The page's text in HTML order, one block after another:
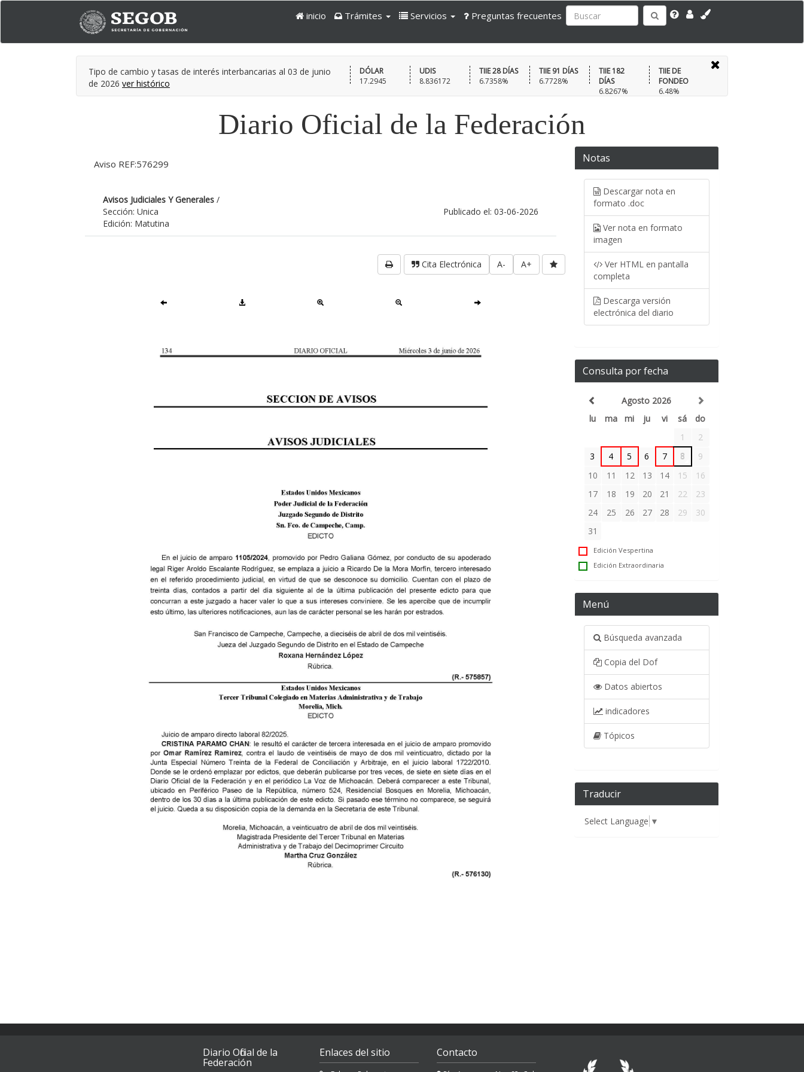
inicio Trámites Servicios Preguntas frecuentes
Tipo de cambio y tasas de interés interbancarias al 03 de junio
de 2026 ver histórico
DÓLAR
17.2945
UDIS
8.836172
TIIE 28 DÍAS
6.7358%
TIIE 91 DÍAS
6.7728%
TIIE 182
DÍAS
6.8267%
TIIE DE
FONDEO
6.48%
Diario Oficial de la Federación
Aviso REF:576299
Avisos Judiciales Y Generales /
Publicado el: 03-06-2026
Sección: Unica
Edición: Matutina
A+
A-
Cita Electrónica
Notas
Descargar nota en
formato .doc
Ver nota en formato
imagen
Ver HTML en pantalla
completa
Descarga versión
electrónica del diario
Consulta por fecha
Agosto 2026
lu
ma mi ju vi sá
do
1
2
3
4 5 6 7 8
9
10
11 12 13 14 15
16
17
18 19 20 21 22
23
24
25 26 27 28 29
30
31
Edición Vespertina
Edición Extraordinaria
Menú
Búsqueda avanzada
Copia del Dof
Datos abiertos
indicadores
Tópicos
Traducir
Select Language ▼
Diario Oficial de la
Federación
Enlaces del sitio Contacto